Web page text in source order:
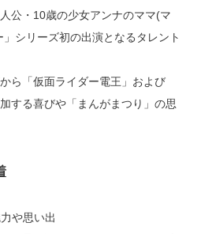
o
k
公・10歳の少女アンナのママ(マ
シリーズ初の出演となるタレント
ら「仮面ライダー電王」および
する喜びや「まんがまつり」の思
や思い出